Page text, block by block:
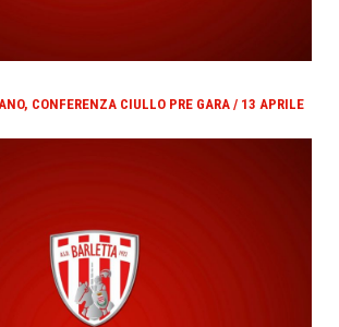
CONFERENZA CIULLO PRE GARA / 13 APRILE